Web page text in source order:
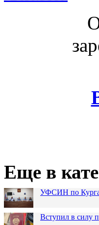
Еще в
УФСИН по
Вступил в силу